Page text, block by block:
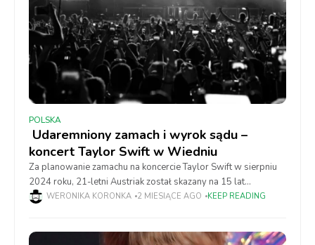
POLSKA
Udaremniony zamach i wyrok sądu –
koncert Taylor Swift w Wiedniu
Za planowanie zamachu na koncercie Taylor Swift w sierpniu
2024 roku, 21-letni Austriak został skazany na 15 lat
więzienia. Mężczyzna przyznał się przed sądem w austriackim
WERONIKA KORONKA 2 MIESIĄCE AGO KEEP READING